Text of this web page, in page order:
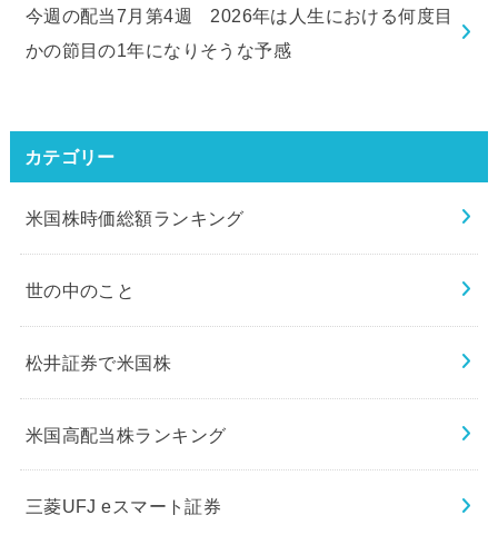
今週の配当7月第4週 2026年は人生における何度目
かの節目の1年になりそうな予感
カテゴリー
米国株時価総額ランキング
世の中のこと
松井証券で米国株
米国高配当株ランキング
三菱UFJ eスマート証券